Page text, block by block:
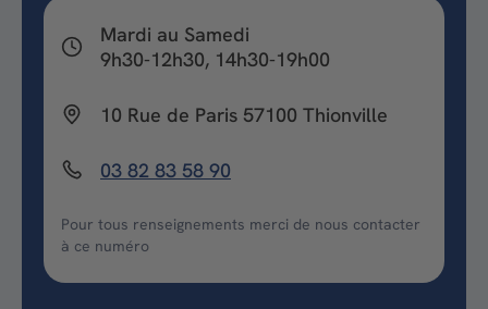
Mardi au Samedi
9h30-12h30, 14h30-19h00
10 Rue de Paris 57100 Thionville
03 82 83 58 90
Pour tous renseignements merci de nous contacter
à ce numéro